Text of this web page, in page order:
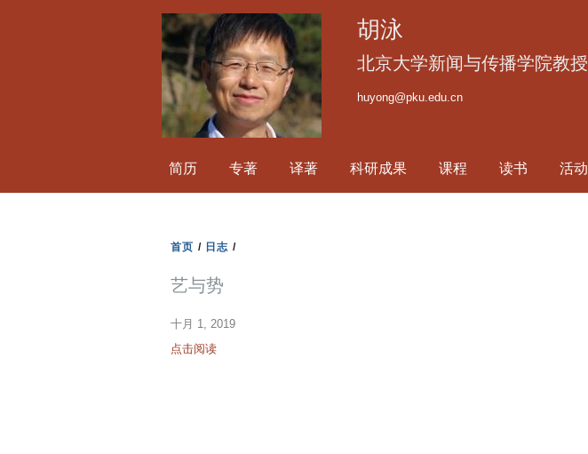
到
内
胡泳
北京大学新闻与传播学院教授
huyong@pku.edu.cn
简历 专著 译著 科研成果 课程 读书 活动
首页 / 日志 /
艺与势
十月 1, 2019
点击阅读